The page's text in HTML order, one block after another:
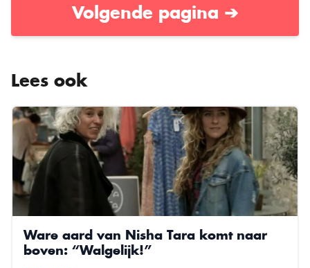
Volgende pagina ➔
Lees ook
Ware aard van Nisha Tara komt naar
boven: “Walgelijk!”